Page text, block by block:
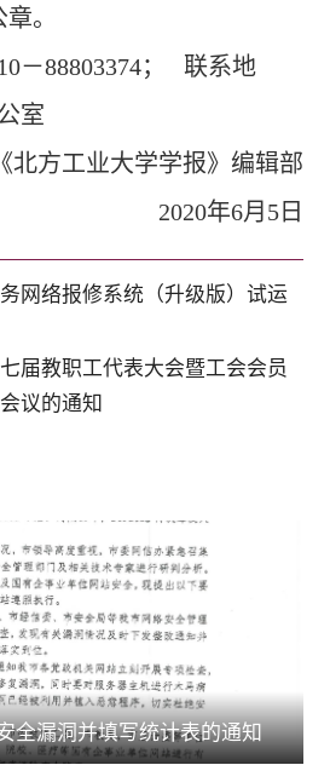
。
－88803374； 联系地
室
《北方工业大学学报》编辑部
2020年6月5日
网络报修系统（升级版）试运
届教职工代表大会暨工会会员
议的通知
全漏洞并填写统计表的通知